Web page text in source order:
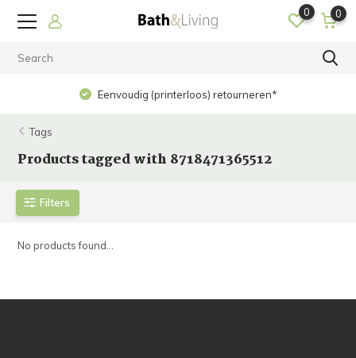
0 0
Eenvoudig (printerloos) retourneren*
Tags
Products tagged with 8718471365512
Filters
No products found...